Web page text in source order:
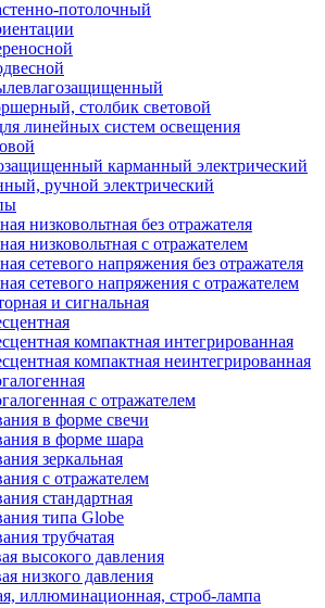
потолочный
столбик световой
линейных систем освещения
карманный электрический
ручной электрический
низковольтная без отражателя
низковольтная с отражателем
сетевого напряжения без отражателя
сетевого напряжения с отражателем
и сигнальная
компактная интегрированная
компактная неинтегрированная
с отражателем
в форме свечи
в форме шара
зеркальная
с отражателем
стандартная
типа Globe
трубчатая
высокого давления
низкого давления
иллюминационная, строб-лампа